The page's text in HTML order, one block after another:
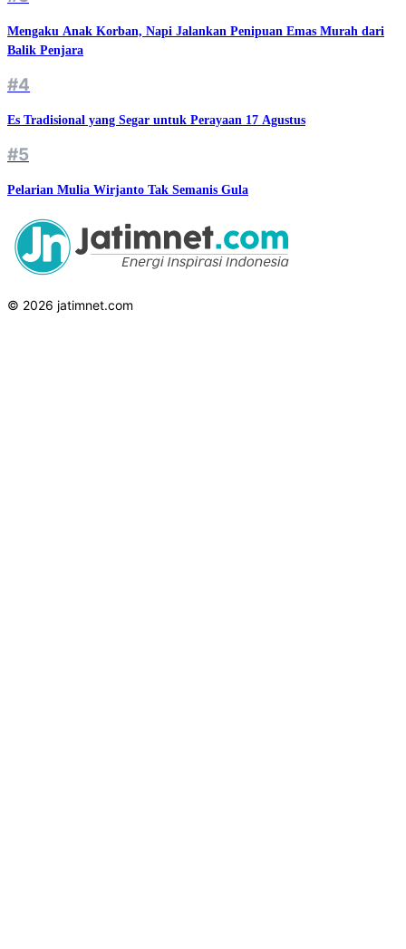
Mengaku Anak Korban, Napi Jalankan Penipuan Emas Murah dari
Balik Penjara
#4
Es Tradisional yang Segar untuk Perayaan 17 Agustus
#5
Pelarian Mulia Wirjanto Tak Semanis Gula
© 2026 jatimnet.com